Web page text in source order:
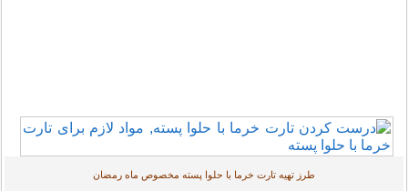
طرز تهیه تارت خرما با حلوا پسته مخصوص ماه رمضان